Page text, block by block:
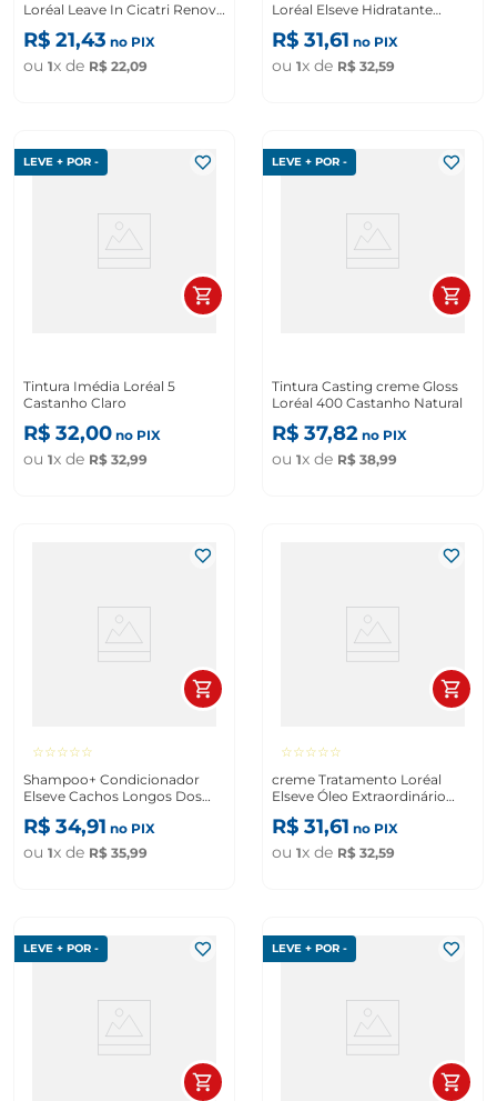
Loréal Leave In Cicatri Renov
50ml
R$ 21,43 no PIX
ou 1x de R$ 22,09
Loréal Elseve Hidratante
Hialurônico 300g
R$ 31,61 no PIX
ou 1x de R$ 32,59
LEVE + POR -
Tintura Imédia Loréal 5
Castanho Claro
R$ 32,00 no PIX
ou 1x de R$ 32,99
LEVE + POR -
Tintura Casting creme Gloss
Loréal 400 Castanho Natural
R$ 37,82 no PIX
ou 1x de R$ 38,99
☆☆☆☆☆
Shampoo+ Condicionador
Elseve Cachos Longos Dos
Sonhos 375ml+ 170ml
R$ 34,91 no PIX
ou 1x de R$ 35,99
☆☆☆☆☆
creme Tratamento Loréal
Elseve Óleo Extraordinário
Nutrição 300g
R$ 31,61 no PIX
ou 1x de R$ 32,59
LEVE + POR - LEVE + POR -